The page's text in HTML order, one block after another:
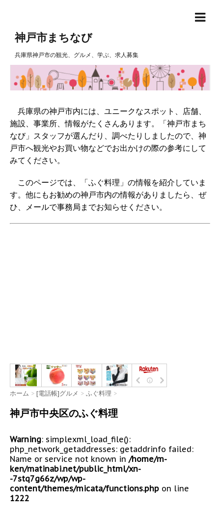
神戸市まちなび
兵庫県神戸市の観光、グルメ、学ぶ、求人募集
兵庫県の神戸市内には、ユニークなスポット、店舗、
施設、事業所、情報がたくさんあります。「神戸市まち
なび」スタッフが選んだり、調べたりしましたので、神
戸市へ観光やお買い物などでお出かけの際の参考にして
みてください。
このページでは、「ふぐ料理」の情報を紹介していま
す。他にもお勧めの神戸市内の情報がありましたら、ぜ
ひ、メールで事務局までお知らせください。
ホーム > [電話帳]グルメ > ふぐ料理 >
神戸市中央区のふぐ料理
Warning: simplexml_load_file():
php_network_getaddresses: getaddrinfo failed:
Name or service not known in /home/m-
ken/matinabi.net/public_html/xn-
-7stq7g66z/wp/wp-
content/themes/micata/functions.php on line
1222